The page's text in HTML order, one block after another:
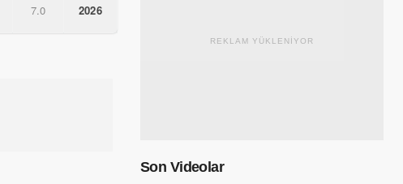
7.0 2026
REKLAM YÜKLENİYOR
Son Videolar